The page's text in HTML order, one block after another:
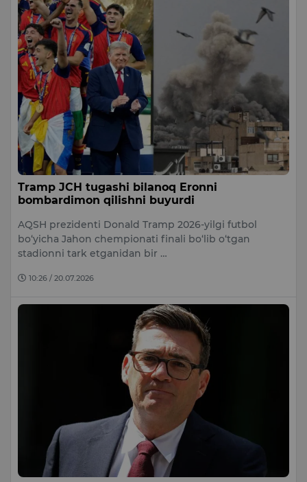
Tramp JCH tugashi bilanoq Eronni
bombardimon qilishni buyurdi
AQSH prezidenti Donald Tramp 2026-yilgi futbol
bo‘yicha Jahon chempionati finali bo‘lib o‘tgan
stadionni tark etganidan bir …
10:26 / 20.07.2026